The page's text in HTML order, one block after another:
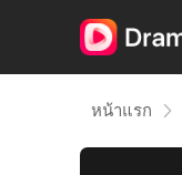
หน้าแรก